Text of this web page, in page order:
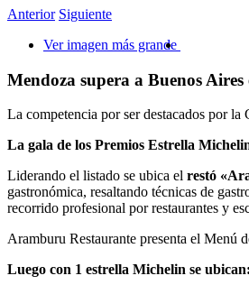
Anterior Siguiente
Ver imagen más grande
Mendoza supera a Buenos
La competencia por ser destacados por la
La gala de los Premios Estrella
Liderando el listado se ubica el restó
gastronómica, resaltando técnicas de
recorrido profesional por restaurantes y
Aramburu Restaurante presenta el Menú
Luego con 1 estrella Michelin se ubican: